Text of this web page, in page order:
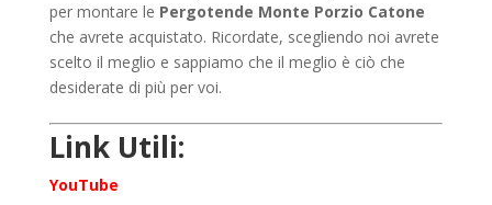
per montare le Pergotende Monte Porzio Catone
che avrete acquistato. Ricordate, scegliendo noi avrete
scelto il meglio e sappiamo che il meglio è ciò che
desiderate di più per voi.
Link Utili:
YouTube